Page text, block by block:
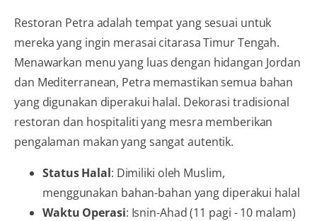
Restoran Petra adalah tempat yang sesuai untuk
mereka yang ingin merasai citarasa Timur Tengah.
Menawarkan menu yang luas dengan hidangan Jordan
dan Mediterranean, Petra memastikan semua bahan
yang digunakan diperakui halal. Dekorasi tradisional
restoran dan hospitaliti yang mesra memberikan
pengalaman makan yang sangat autentik.
Status Halal: Dimiliki oleh Muslim,
menggunakan bahan-bahan yang diperakui halal
Waktu Operasi: Isnin-Ahad (11 pagi - 10 malam)